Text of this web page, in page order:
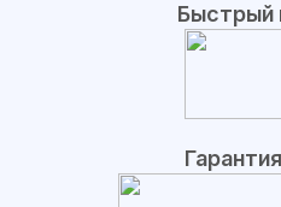
Быстрый